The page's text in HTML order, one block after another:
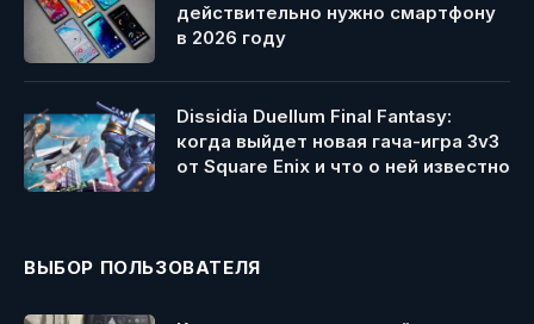
действительно нужно смартфону
в 2026 году
Dissidia Duellum Final Fantasy:
когда выйдет новая гача-игра 3v3
от Square Enix и что о ней известно
ВЫБОР ПОЛЬЗОВАТЕЛЯ